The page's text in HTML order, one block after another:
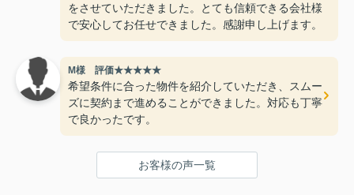
をさせていただきました。とても信頼できる会社様
で安心してお任せできました。感謝申し上げます。
M様 評価★★★★★
希望条件に合った物件を紹介していただき、スムー
ズに契約まで進めることができました。対応も丁寧
で良かったです。
お客様の声一覧